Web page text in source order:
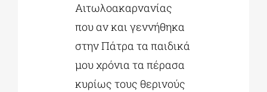
Αιτωλοακαρνανίας
που αν και γεννήθηκα
στην Πάτρα τα παιδικά
μου χρόνια τα πέρασα
κυρίως τους θερινούς